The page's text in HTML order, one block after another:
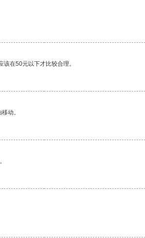
在50元以下才比较合理。
动。